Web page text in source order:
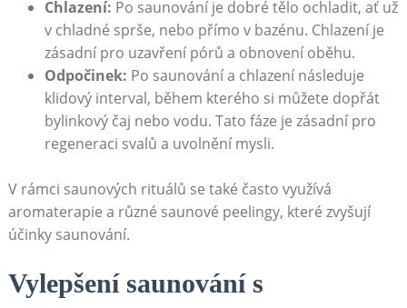
Chlazení: Po saunování je dobré tělo ochladit, ať už
v chladné sprše, nebo přímo v bazénu. Chlazení je
zásadní pro uzavření pórů a obnovení oběhu.
Odpočinek: Po saunování a chlazení následuje
klidový interval, během kterého si můžete dopřát
bylinkový čaj nebo vodu. Tato fáze je zásadní pro
regeneraci svalů a uvolnění mysli.
V rámci saunových rituálů se také často využívá
aromaterapie a různé saunové peelingy, které zvyšují
účinky saunování.
Vylepšení saunování s